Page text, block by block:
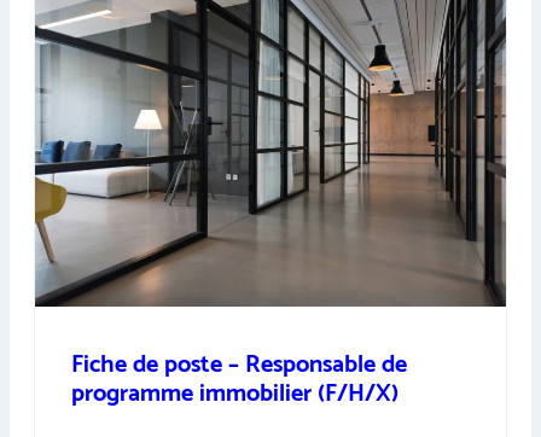
Fiche de poste – Responsable de
programme immobilier (F/H/X)